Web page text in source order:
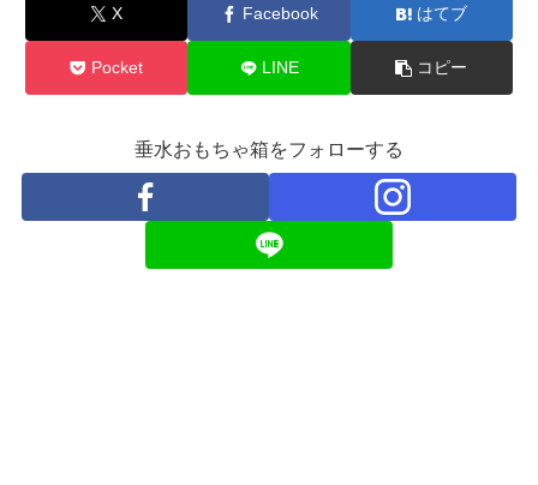
X Facebook はてブ
Pocket LINE コピー
垂水おもちゃ箱をフォローする